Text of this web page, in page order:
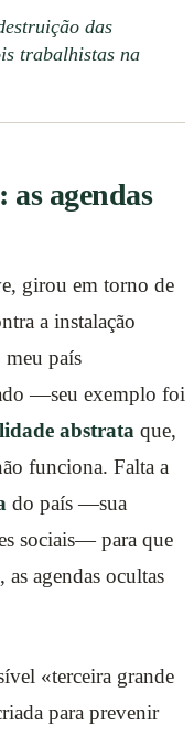
das
trabalhistas na
as agendas
girou em torno de
a instalação
meu país
—seu exemplo foi
abstrata que,
funciona. Falta a
do país —sua
sociais— para que
as agendas ocultas
«terceira grande
para prevenir